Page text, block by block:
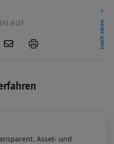
AUF
E
l
P
nach oben
Asset- und